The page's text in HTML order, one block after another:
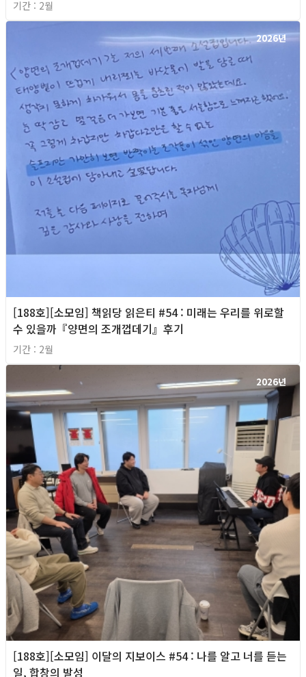
기간 : 2월
2026년
[188호][소모임] 책읽당 읽은티 #54 : 미래는 우리를 위로할
수 있을까『양면의 조개껍데기』후기
기간 : 2월
2026년
[188호][소모임] 이달의 지보이스 #54 : 나를 알고 너를 듣는
일, 합창의 발성